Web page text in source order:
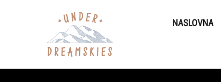
NASLOVNA